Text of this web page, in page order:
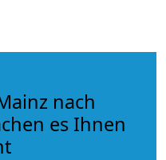
nach
es Ihnen